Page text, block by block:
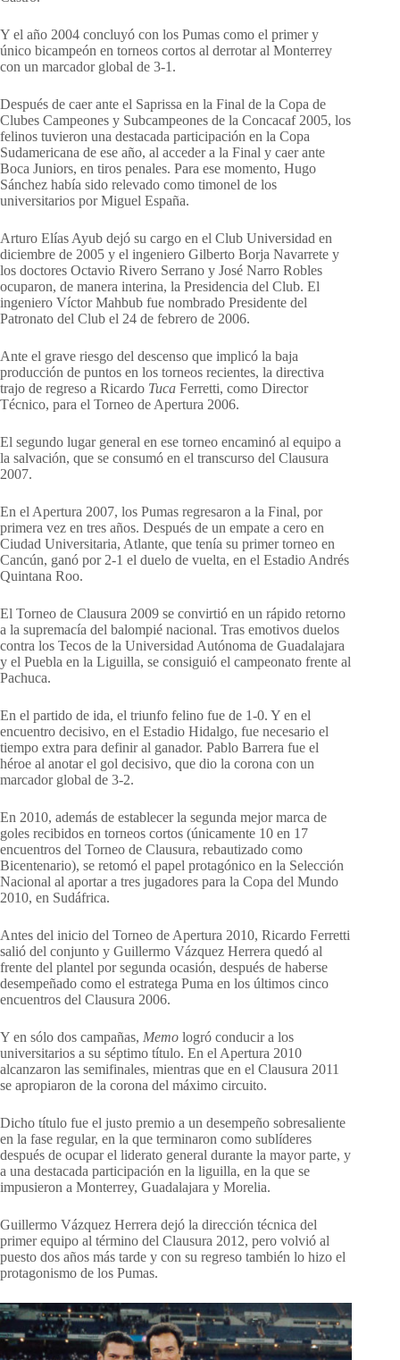
Y el año 2004 concluyó con los Pumas como el primer y
único bicampeón en torneos cortos al derrotar al Monterrey
con un marcador global de 3-1.
Después de caer ante el Saprissa en la Final de la Copa de
Clubes Campeones y Subcampeones de la Concacaf 2005, los
felinos tuvieron una destacada participación en la Copa
Sudamericana de ese año, al acceder a la Final y caer ante
Boca Juniors, en tiros penales. Para ese momento, Hugo
Sánchez había sido relevado como timonel de los
universitarios por Miguel España.
Arturo Elías Ayub dejó su cargo en el Club Universidad en
diciembre de 2005 y el ingeniero Gilberto Borja Navarrete y
los doctores Octavio Rivero Serrano y José Narro Robles
ocuparon, de manera interina, la Presidencia del Club. El
ingeniero Víctor Mahbub fue nombrado Presidente del
Patronato del Club el 24 de febrero de 2006.
Ante el grave riesgo del descenso que implicó la baja
producción de puntos en los torneos recientes, la directiva
trajo de regreso a Ricardo Tuca Ferretti, como Director
Técnico, para el Torneo de Apertura 2006.
El segundo lugar general en ese torneo encaminó al equipo a
la salvación, que se consumó en el transcurso del Clausura
2007.
En el Apertura 2007, los Pumas regresaron a la Final, por
primera vez en tres años. Después de un empate a cero en
Ciudad Universitaria, Atlante, que tenía su primer torneo en
Cancún, ganó por 2-1 el duelo de vuelta, en el Estadio Andrés
Quintana Roo.
El Torneo de Clausura 2009 se convirtió en un rápido retorno
a la supremacía del balompié nacional. Tras emotivos duelos
contra los Tecos de la Universidad Autónoma de Guadalajara
y el Puebla en la Liguilla, se consiguió el campeonato frente al
Pachuca.
En el partido de ida, el triunfo felino fue de 1-0. Y en el
encuentro decisivo, en el Estadio Hidalgo, fue necesario el
tiempo extra para definir al ganador. Pablo Barrera fue el
héroe al anotar el gol decisivo, que dio la corona con un
marcador global de 3-2.
En 2010, además de establecer la segunda mejor marca de
goles recibidos en torneos cortos (únicamente 10 en 17
encuentros del Torneo de Clausura, rebautizado como
Bicentenario), se retomó el papel protagónico en la Selección
Nacional al aportar a tres jugadores para la Copa del Mundo
2010, en Sudáfrica.
Antes del inicio del Torneo de Apertura 2010, Ricardo Ferretti
salió del conjunto y Guillermo Vázquez Herrera quedó al
frente del plantel por segunda ocasión, después de haberse
desempeñado como el estratega Puma en los últimos cinco
encuentros del Clausura 2006.
Y en sólo dos campañas, Memo logró conducir a los
universitarios a su séptimo título. En el Apertura 2010
alcanzaron las semifinales, mientras que en el Clausura 2011
se apropiaron de la corona del máximo circuito.
Dicho título fue el justo premio a un desempeño sobresaliente
en la fase regular, en la que terminaron como sublíderes
después de ocupar el liderato general durante la mayor parte, y
a una destacada participación en la liguilla, en la que se
impusieron a Monterrey, Guadalajara y Morelia.
Guillermo Vázquez Herrera dejó la dirección técnica del
primer equipo al término del Clausura 2012, pero volvió al
puesto dos años más tarde y con su regreso también lo hizo el
protagonismo de los Pumas.